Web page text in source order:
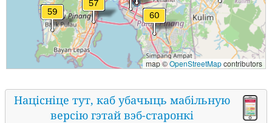
map ©OpenStreetMapcontributors
Націсніце тут, каб убачыць мабільную
версію гэтай вэб-старонкі